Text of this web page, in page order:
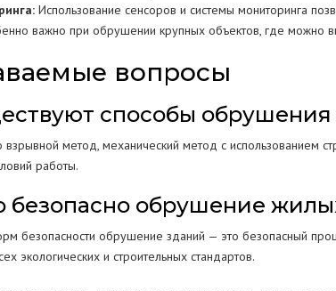
Использование сенсоров и системы мониторинга
важно при обрушении крупных объектов, где можно
вопросы
способы
метод, механический метод с использованием
работы.
безопасно обрушение
безопасности обрушение зданий — это безопасный
экологических и строительных стандартов.